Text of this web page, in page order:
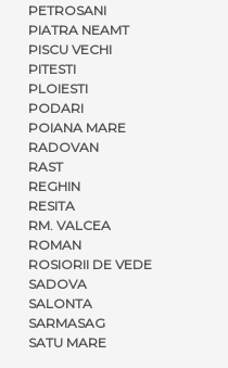
PETROSANI
PIATRA NEAMT
PISCU VECHI
PITESTI
PLOIESTI
PODARI
POIANA MARE
RADOVAN
RAST
REGHIN
RESITA
RM. VALCEA
ROMAN
ROSIORII DE VEDE
SADOVA
SALONTA
SARMASAG
SATU MARE